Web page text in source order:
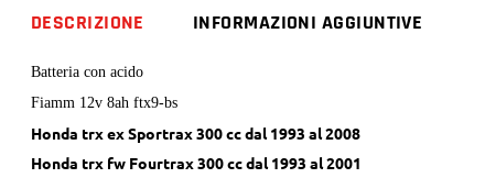
Sportrax
DESCRIZIONE INFORMAZIONI AGGIUNTIVE
Batteria con acido
Fiamm 12v 8ah ftx9-bs
Honda trx ex Sportrax 300 cc dal 1993 al 2008
Honda trx fw Fourtrax 300 cc dal 1993 al 2001